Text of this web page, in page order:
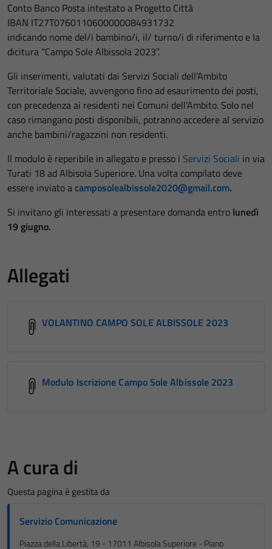
Conto Banco Posta intestato a Progetto Città
IBAN IT27T0760110600000084931732
indicando nome del/i bambino/i, il/ turno/i di riferimento e la
dicitura “Campo Sole Albissola 2023”.
Gli inserimenti, valutati dai Servizi Sociali dell’Ambito
Territoriale Sociale, avvengono fino ad esaurimento dei posti,
con precedenza ai residenti nei Comuni dell’Ambito. Solo nel
caso rimangano posti disponibili, potranno accedere al servizio
anche bambini/ragazzini non residenti.
Il modulo è reperibile in allegato e presso i Servizi Sociali in via
Turati 18 ad Albisola Superiore. Una volta compilato deve
essere inviato acamposolealbissole2020@gmail.com.
Si invitano gli interessati a presentare domanda entro lunedì
19 giugno.
Allegati
VOLANTINO CAMPO SOLE ALBISSOLE 2023
Modulo Iscrizione Campo Sole Albissole 2023
A cura di
Questa pagina è gestita da
Servizio Comunicazione
Piazza della Libertà, 19 - 17011 Albisola Superiore - Piano